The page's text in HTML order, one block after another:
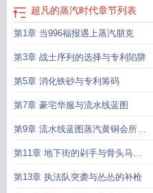
超凡的蒸汽时代章节列表
第1章 当996福报遇上蒸汽朋克
第3章 战士序列的选择与专利陷阱
第5章 消化铁砂与专利筹码
第7章 豪宅华服与流水线蓝图
第9章 流水线蓝图蒸汽黄铜会所与
新代号
第11章 地下街的剁手与骨头马滴
滴
第13章 执法队突袭与怂怂的补枪